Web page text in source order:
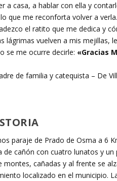
a casa, a hablar con ella y
que me reconforta volver a
el ratito que me dedica y
lágrimas vuelven a mis
se me ocurre decirle: «Gracias
de familia y catequista – De
paraje de Prado de Osma a 6
de cañón con cuatro lunatos y
cañadas y al frente se
localizado en el municipio.